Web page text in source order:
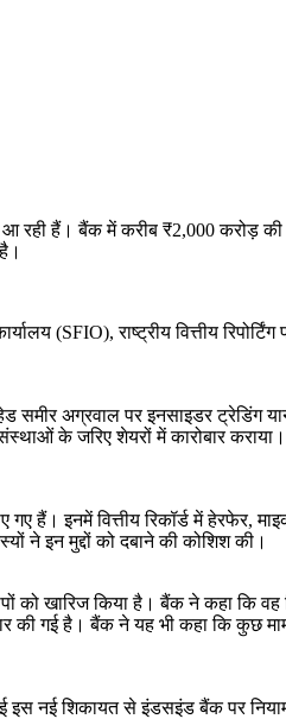
हैं। बैंक में करीब ₹2,000 करोड़ की
(SFIO), राष्ट्रीय वित्तीय
अग्रवाल पर इनसाइडर ट्रेडिंग
के जरिए शेयरों में कारोबार
हैं। इनमें वित्तीय रिकॉर्ड में हेरफेर,
ने इन मुद्दों को दबाने की कोशिश की।
को खारिज किया है। बैंक ने कहा कि
की गई है। बैंक ने यह भी कहा कि कुछ
इस नई शिकायत से इंडसइंड बैंक पर